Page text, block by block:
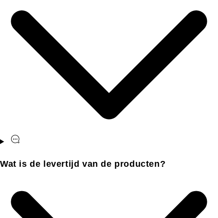
Wat is de levertijd van de producten?